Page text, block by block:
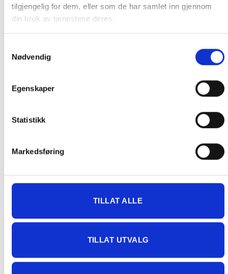
tilgjengelig for dem, eller som de har samlet inn gjennom
din bruk av tjenestene deres.
Nødvendig
Egenskaper
Statistikk
Markedsføring
TILLAT ALLE
TILLAT UTVALG
Med Sporing
Har du ikke fått noen alternativ på frakt på din pakke så er
butikk, og får derfor kun opp valget klikk & hent. Hør med oss på
GRATIS FRAKT PÅ ORDRE OVER 1500 KR SOM KAN SENDES
MAKSMÅL:35 kg / 105 x 40 x 40 cm
MED POSTNORD. (BOBLEBAD, LOKK , GRILL, PIZZAOVN OSV.) TA